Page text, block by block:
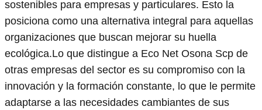
sostenibles para empresas y particulares. Esto la
posiciona como una alternativa integral para aquellas
organizaciones que buscan mejorar su huella
ecológica.Lo que distingue a Eco Net Osona Scp de
otras empresas del sector es su compromiso con la
innovación y la formación constante, lo que le permite
adaptarse a las necesidades cambiantes de sus